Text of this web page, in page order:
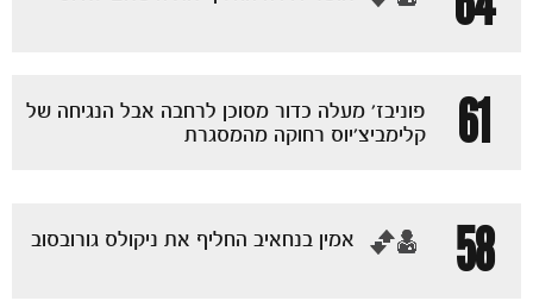
61
פוניבז' מעלה כדור מסוכן לרחבה אבל הנגיחה של
קלימביצ'יוס רחוקה מהמסגרת
58 ‏אמין בנחאיב החליף את ניקולס גורובסוב